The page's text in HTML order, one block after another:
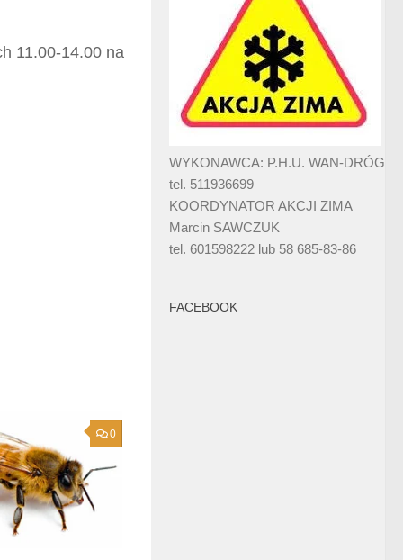
11.00-14.00 na
0
WYKONAWCA: P.H.U. WAN-DRÓG
tel. 511936699
KOORDYNATOR AKCJI ZIMA
Marcin SAWCZUK
tel. 601598222 lub 58 685-83-86
FACEBOOK